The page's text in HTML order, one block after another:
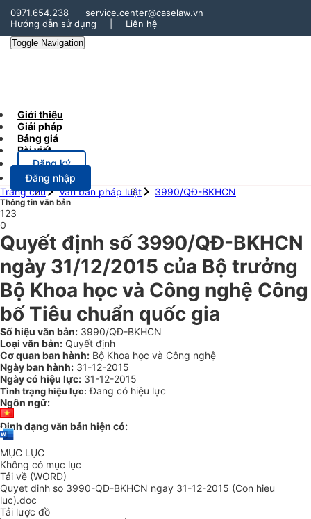
0971.654.238
service.center@caselaw.vn
Hướng dẫn sử dụng
Liên hệ
Toggle Navigation
Giới thiệu
Giải pháp
Bảng giá
Bài viết
Đăng ký
Đăng nhập
Trang chủ
Văn bản pháp luật 3990/QĐ-BKHCN
Thông tin văn bản
123
0
Quyết định số 3990/QĐ-BKHCN
ngày 31/12/2015 của Bộ trưởng
Bộ Khoa học và Công nghệ Công
bố Tiêu chuẩn quốc gia
Số hiệu văn bản: 3990/QĐ-BKHCN
Loại văn bản: Quyết định
Cơ quan ban hành: Bộ Khoa học và Công nghệ
Ngày ban hành: 31-12-2015
Ngày có hiệu lực: 31-12-2015
Tình trạng hiệu lực: Đang có hiệu lực
Ngôn ngữ:
Định dạng văn bản hiện có:
MỤC LỤC
Không có mục lục
Tải về (WORD)
Quyet dinh so 3990-QD-BKHCN ngay 31-12-2015 (Con hieu
luc).doc
Tải lược đồ